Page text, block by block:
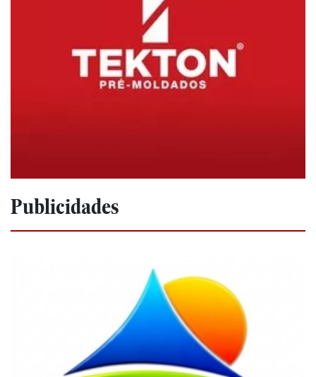
Publicidades